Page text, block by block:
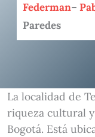
Federman–
Paredes
La localidad de
riqueza cultural
Bogotá. Está